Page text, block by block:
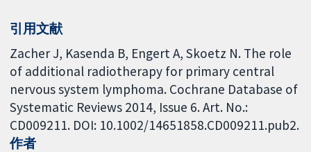
引用文献
Zacher J, Kasenda B, Engert A, Skoetz N. The role
of additional radiotherapy for primary central
nervous system lymphoma. Cochrane Database of
Systematic Reviews 2014, Issue 6. Art. No.:
CD009211. DOI: 10.1002/14651858.CD009211.pub2.
作者